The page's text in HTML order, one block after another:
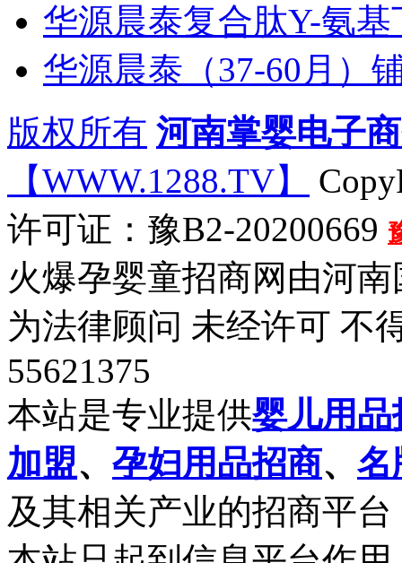
华源晨泰复合肽Y-氨基
华源晨泰（37-60月）
版权所有 河南掌婴电子
【WWW.1288.TV】
许可证：豫B2-20200669
火爆孕婴童招商网由河
为法律顾问 未经许可 不
55621375
本站是专业提供婴儿用品
加盟、 孕妇用品招商、 名
及其相关产业的招商平台